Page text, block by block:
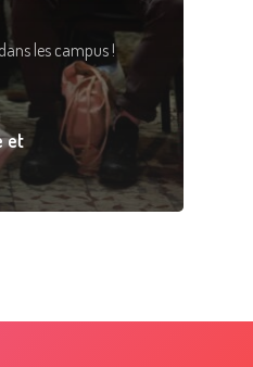
les campus !
et